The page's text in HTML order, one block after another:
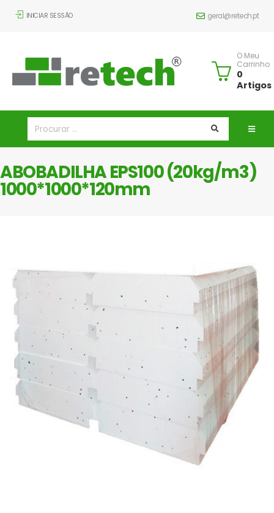
INICIAR SESSÃO geral@retech.pt
O Meu
Carrinho
0
Artigos
ABOBADILHA EPS100 (20kg/m3)
1000*1000*120mm